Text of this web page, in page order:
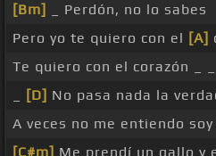
[Bm]
_ Perdón, no lo sabes
Pero yo te quiero con el [A]
Te quiero con el corazón _ _
[D] No pasa nada la
A veces no me entiendo
[C#m] Me prendí un gallo y